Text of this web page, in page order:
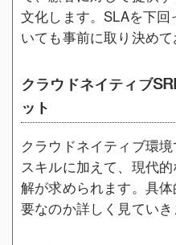
文化します。SLAを下
いても事前に取り決めて
クラウドネイティブ
ット
クラウドネイティブ環
スキルに加えて、現代
解が求められます。具
要なのか詳しく見ていき